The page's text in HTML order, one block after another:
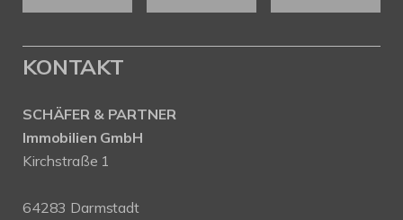
KONTAKT
SCHÄFER & PARTNER
Immobilien GmbH
Kirchstraße 1
64283 Darmstadt